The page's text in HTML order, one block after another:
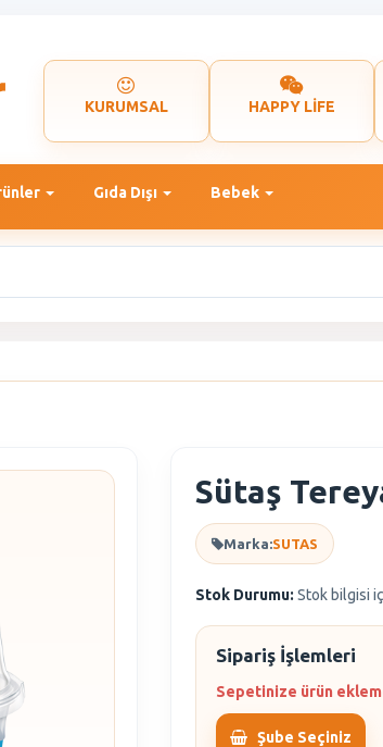
KURUMSAL HAPPY LİFE
Gıda Dışı Bebek
Sütaş
Marka:SUTAS
Stok Durumu: Stok bilgisi
Sipariş İşlemleri
Sepetinize ürün
Şube Seçiniz